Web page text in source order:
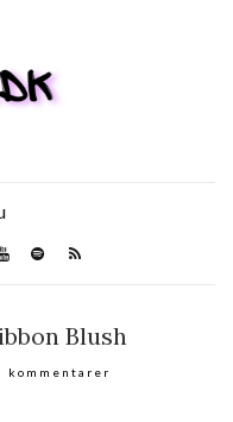
Blush
kommentarer